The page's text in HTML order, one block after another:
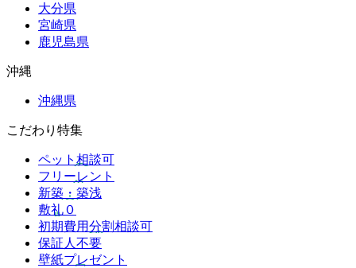
大分県
宮崎県
鹿児島県
沖縄
沖縄県
こだわり特集
ペット相談可
フリーレント
新築・築浅
敷礼０
初期費用分割相談可
保証人不要
壁紙プレゼント